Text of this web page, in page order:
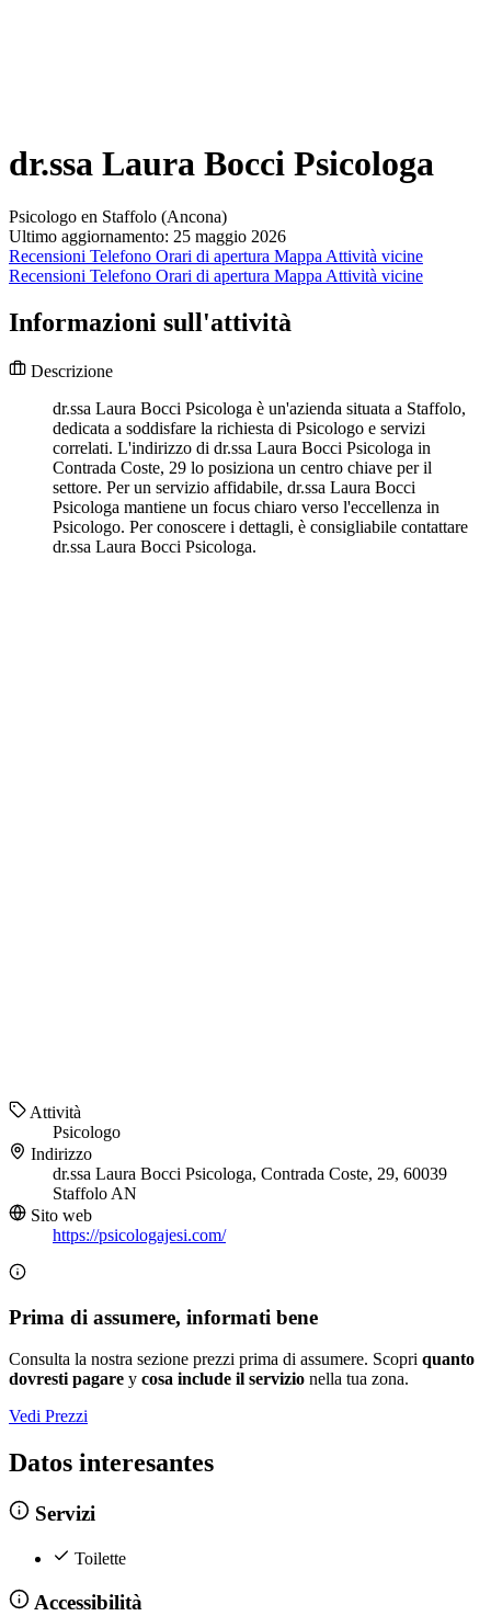
dr.ssa Laura Bocci Psicologa
Psicologo en Staffolo (Ancona)
Ultimo aggiornamento: 25 maggio 2026
Recensioni Telefono Orari di apertura Mappa Attività vicine
Recensioni Telefono Orari di apertura Mappa Attività vicine
Informazioni sull'attività
Descrizione
dr.ssa Laura Bocci Psicologa è un'azienda situata a Staffolo,
dedicata a soddisfare la richiesta di Psicologo e servizi
correlati. L'indirizzo di dr.ssa Laura Bocci Psicologa in
Contrada Coste, 29 lo posiziona un centro chiave per il
settore. Per un servizio affidabile, dr.ssa Laura Bocci
Psicologa mantiene un focus chiaro verso l'eccellenza in
Psicologo. Per conoscere i dettagli, è consigliabile contattare
dr.ssa Laura Bocci Psicologa.
Attività
Psicologo
Indirizzo
dr.ssa Laura Bocci Psicologa, Contrada Coste, 29, 60039
Staffolo AN
Sito web
https://psicologajesi.com/
Prima di assumere, informati bene
Consulta la nostra sezione prezzi prima di assumere. Scopri quanto
dovresti pagare y cosa include il servizio nella tua zona.
Vedi Prezzi
Datos interesantes
Servizi
Toilette
Accessibilità